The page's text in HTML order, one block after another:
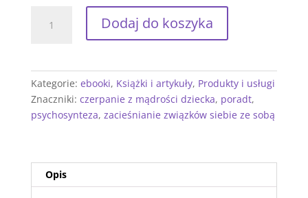
Porady
Ewie.
ebook
Dodaj do koszyka
Kategorie: ebooki, Książki i artykuły, Produkty i usługi
Znaczniki: czerpanie z mądrości dziecka, poradt,
psychosynteza, zacieśnianie związków siebie ze sobą
Opis